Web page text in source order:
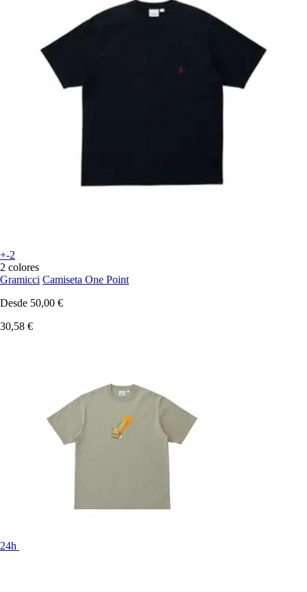
+-2
2 colores
Gramicci Camiseta One Point
Desde 50,00 €
30,58 €
24h